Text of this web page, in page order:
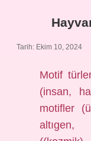
Tarih: Ekim 10, 2024
Motif
(insan,
motifler